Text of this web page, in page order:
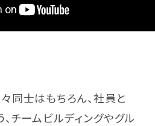
同士はもちろん、社員と
チームビルディングやグル